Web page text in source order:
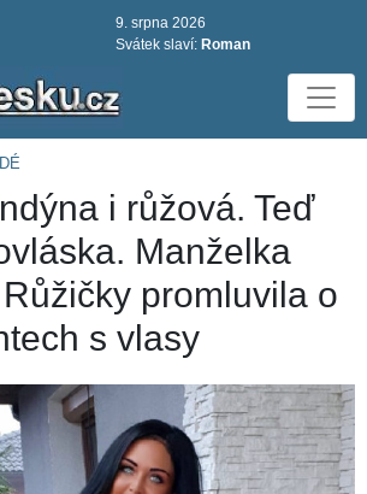
9. srpna 2026
Svátek slaví: Roman
i růžová. Teď
Manželka
promluvila o
s vlasy